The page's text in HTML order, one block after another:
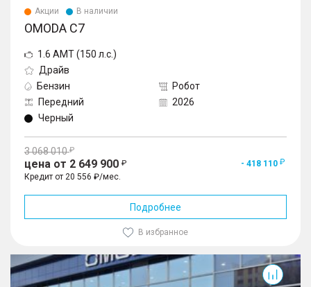
Акции В наличии
OMODA C7
1.6 AMT (150 л.с.)
Драйв
Бензин
Робот
Передний
2026
Черный
3 068 010
цена от 2 649 900
- 418 110
Кредит от 20 556 ₽/мес.
Подробнее
В избранное